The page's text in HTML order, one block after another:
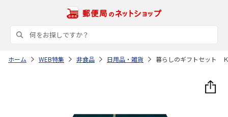
ホーム WEB特集 非食品 日用品・雑貨 暮らしのギフトセット